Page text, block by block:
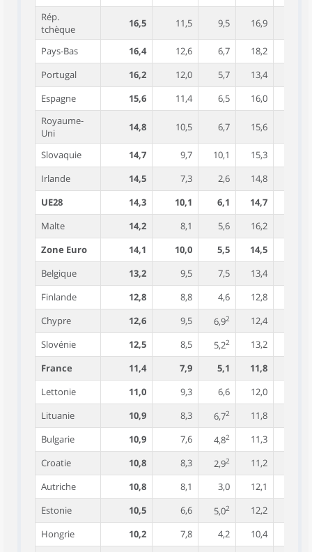
Rép.
tchèque
16,5 11,5 9,5 16,9
Pays-Bas 16,4 12,6 6,7 18,2
Portugal
16,2 12,0 5,7 13,4
Espagne
15,6 11,4 6,5 16,0
Royaume-
Uni
14,8 10,5 6,7 15,6
Slovaquie 14,7 9,7 10,1 15,3
Irlande
14,5 7,3 2,6 14,8
UE28
14,3 10,1 6,1 14,7
Malte
14,2 8,1 5,6 16,2
Zone Euro
14,1 10,0 5,5 14,5
Belgique
13,2 9,5 7,5 13,4
Finlande
12,8 8,8 4,6 12,8
Chypre
12,6 9,5 6,92 12,4
Slovénie
12,5 8,5 5,22 13,2
France
11,4 7,9 5,1 11,8
Lettonie
11,0 9,3 6,6 12,0
Lituanie
10,9 8,3 6,72 11,8
Bulgarie
10,9 7,6 4,82 11,3
Croatie
10,8 8,3 2,92 11,2
Autriche
10,8 8,1 3,0 12,1
Estonie
10,5 6,6 5,02 12,2
Hongrie
10,2 7,8 4,2 10,4